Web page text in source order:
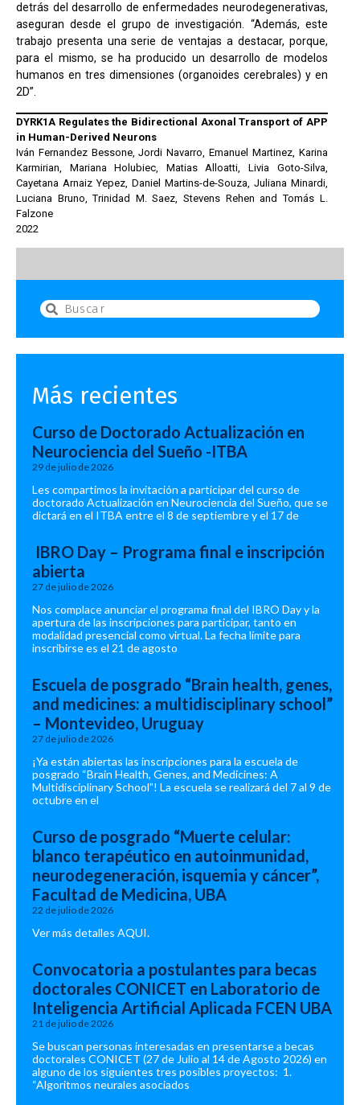
detrás del desarrollo de enfermedades neurodegenerativas,
aseguran desde el grupo de investigación. “Además, este
trabajo presenta una serie de ventajas a destacar, porque,
para el mismo, se ha producido un desarrollo de modelos
humanos en tres dimensiones (organoides cerebrales) y en
2D”.
DYRK1A Regulates the Bidirectional Axonal Transport of APP
in Human-Derived Neurons
Iván Fernandez Bessone, Jordi Navarro, Emanuel Martinez, Karina
Karmirian, Mariana Holubiec, Matias Alloatti, Livia Goto-Silva,
Cayetana Arnaiz Yepez, Daniel Martins-de-Souza, Juliana Minardi,
Luciana Bruno, Trinidad M. Saez, Stevens Rehen and Tomás L.
Falzone
2022
Más recientes
Curso de Doctorado Actualización en
Neurociencia del Sueño -ITBA
29 de julio de 2026
Les compartimos la invitación a participar del curso de
doctorado Actualización en Neurociencia del Sueño, que se
dictará en el ITBA entre el 8 de septiembre y el 17 de
IBRO Day – Programa final e inscripción
abierta
27 de julio de 2026
Nos complace anunciar el programa final del IBRO Day y la
apertura de las inscripciones para participar, tanto en
modalidad presencial como virtual. La fecha límite para
inscribirse es el 21 de agosto
Escuela de posgrado “Brain health, genes,
and medicines: a multidisciplinary school”
– Montevideo, Uruguay
27 de julio de 2026
¡Ya están abiertas las inscripciones para la escuela de
posgrado “Brain Health, Genes, and Medicines: A
Multidisciplinary School”! La escuela se realizará del 7 al 9 de
octubre en el
Curso de posgrado “Muerte celular:
blanco terapéutico en autoinmunidad,
neurodegeneración, isquemia y cáncer”,
Facultad de Medicina, UBA
22 de julio de 2026
Ver más detalles AQUI.
Convocatoria a postulantes para becas
doctorales CONICET en Laboratorio de
Inteligencia Artificial Aplicada FCEN UBA
21 de julio de 2026
Se buscan personas interesadas en presentarse a becas
doctorales CONICET (27 de Julio al 14 de Agosto 2026) en
alguno de los siguientes tres posibles proyectos: 1.
“Algoritmos neurales asociados